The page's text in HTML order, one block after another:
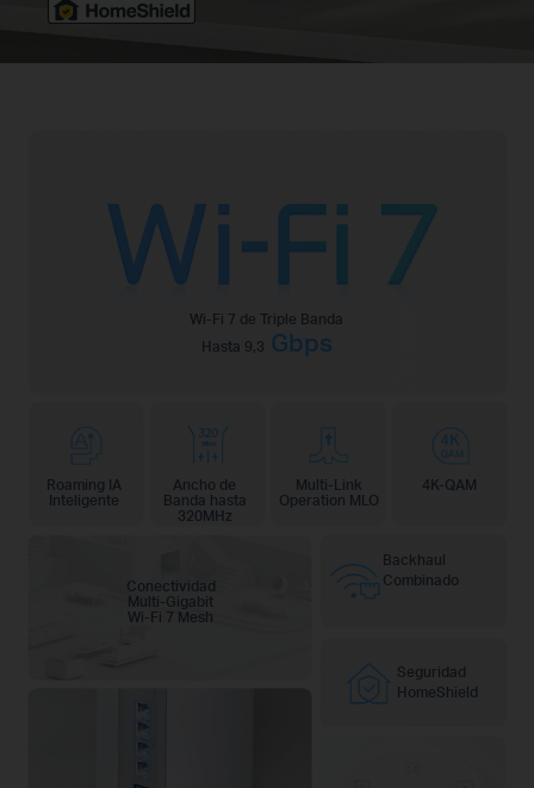
Wi-Fi 7 de Triple Banda
Hasta 9,3 Gbps
Roaming IA
Inteligente
Ancho de
Banda hasta
320MHz
Multi-Link
Operation MLO
4K-QAM
Conectividad
Multi-Gigabit
Wi-Fi 7 Mesh
Backhaul
Combinado
Seguridad
HomeShield